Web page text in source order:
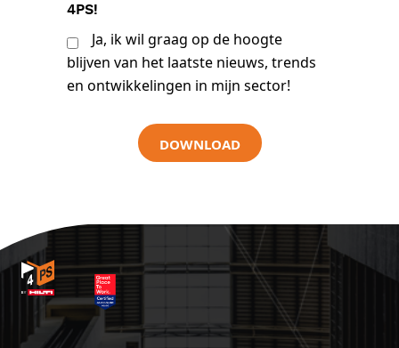
4PS!
Ja, ik wil graag op de hoogte
blijven van het laatste nieuws, trends
en ontwikkelingen in mijn sector!
DOWNLOAD